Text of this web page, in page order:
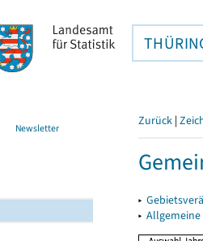
Newsletter Zurück |
▸
▸